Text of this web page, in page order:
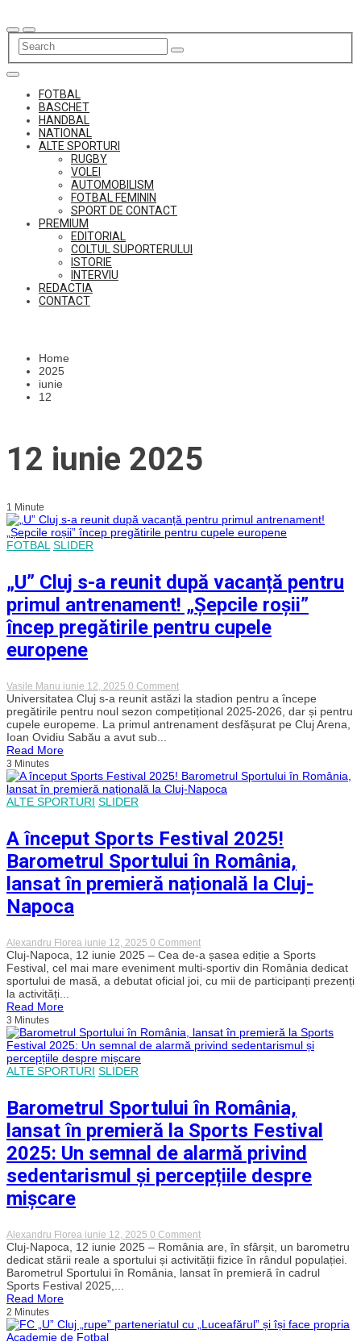
to
content
FOTBAL
BASCHET
HANDBAL
NATIONAL
ALTE SPORTURI
RUGBY
VOLEI
AUTOMOBILISM
FOTBAL FEMININ
SPORT DE CONTACT
PREMIUM
EDITORIAL
COLTUL SUPORTERULUI
ISTORIE
INTERVIU
REDACTIA
CONTACT
Home
2025
iunie
12
12 iunie 2025
1 Minute
FOTBAL SLIDER
„U” Cluj s-a reunit după vacanță pentru
primul antrenament! „Șepcile roșii”
încep pregătirile pentru cupele
europene
Vasile Manu iunie 12, 2025 0 Commenton
„U”
Cluj
s-
a
pentru
primul
antrenament!
încep
pregătirile
pentru
cupele
europene
Universitatea Cluj s-a reunit astăzi la stadion pentru a începe
pregătirile pentru noul sezon competițional 2025-2026, dar și pentru
cupele europeme. La primul antrenament desfășurat pe Cluj Arena,
Ioan Ovidiu Sabău a avut sub...
Read More
3 Minutes
ALTE SPORTURI SLIDER
A început Sports Festival 2025!
Barometrul Sportului în România,
lansat în premieră națională la Cluj-
Napoca
Alexandru Florea iunie 12, 2025 0 Commenton
A
început
Sports
Festival
în
România,
lansat
Cluj-
Napoca
Cluj-Napoca, 12 iunie 2025 – Cea de-a șasea ediție a Sports
Festival, cel mai mare eveniment multi-sportiv din România dedicat
sportului de masă, a debutat oficial joi, cu mii de participanți prezenți
la activități...
Read More
3 Minutes
ALTE SPORTURI SLIDER
Barometrul Sportului în România,
lansat în premieră la Sports Festival
2025: Un semnal de alarmă privind
sedentarismul și percepțiile despre
mișcare
Alexandru Florea iunie 12, 2025 0 Commenton
Barometrul
Sportului
în
România,
la
Cluj-Napoca, 12 iunie 2025 – România are, în sfârșit, un barometru
dedicat stării reale a sportului și activității fizice în rândul populației.
Barometrul Sportului în România, lansat în premieră în cadrul
Sports Festival 2025,...
Read More
2 Minutes